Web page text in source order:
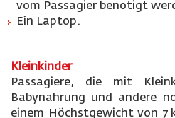
vom Passagier benötigt
Ein Laptop.
Kleinkinder
Passagiere, die mit
Babynahrung und andere
einem Höchstgewicht von 7